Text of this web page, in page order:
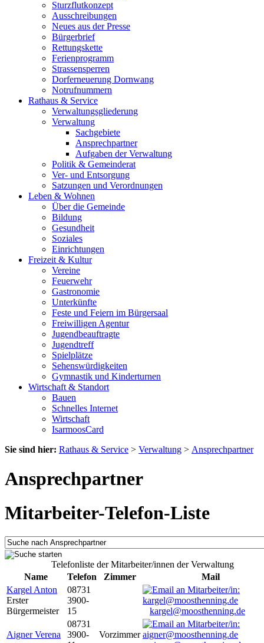
Sturzflutkonzept
Ausschreibungen
Neues aus der Presse
Bürgerbrief
Rettungskette
Ferienprogramm
Strassensperren
Dorferneuerung Dornwang
Notrufnummern
Rathaus & Service
Verwaltungsgliederung
Verwaltung
Sachgebiete
Ansprechpartner
Aufgaben der Verwaltung
Politik & Gemeinderat
Ver- und Entsorgung
Satzungen und Verordnungen
Leben & Wohnen
Über die Gemeinde
Bildung
Gesundheit
Soziales
Einrichtungen
Freizeit & Kultur
Vereine
Feuerwehr
Gastronomie
Unterkünfte
Feste und Feiern im Bürgersaal
Freiwilligen Agentur
Jugendbeauftragte
Jugendtreff
Spielplätze
Sehenswürdigkeiten
Gymnastik und Kinderturnen
Wirtschaft & Standort
Bauen
Schnelles Internet
Wirtschaft
IsarmoosCard
Sie sind hier: Rathaus & Service > Verwaltung > Ansprechpartner
Ansprechpartner
Mitarbeiter-Telefon-Liste
Telefonliste der Mitarbeiter/innen der Verwaltung
Name
Telefon Zimmer
Mail
Kargel Anton
Erster
Bürgermeister
08731
3900-
15
kargel@moosthenning.de
Aigner Verena
08731
3900-
Vorzimmer